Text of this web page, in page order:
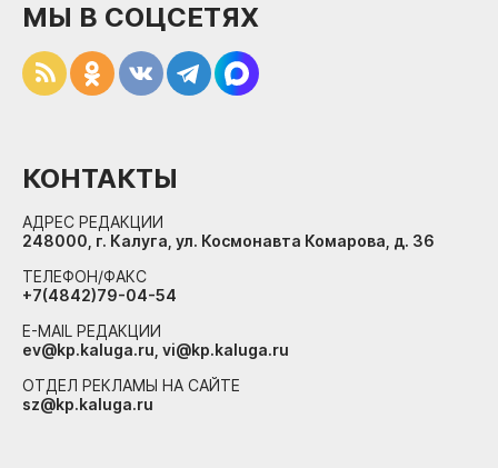
МЫ В СОЦСЕТЯХ
КОНТАКТЫ
АДРЕС РЕДАКЦИИ
248000, г. Калуга, ул. Космонавта Комарова, д. 36
ТЕЛЕФОН/ФАКС
+7(4842)79-04-54
E-MAIL РЕДАКЦИИ
ev@kp.kaluga.ru, vi@kp.kaluga.ru
ОТДЕЛ РЕКЛАМЫ НА САЙТЕ
sz@kp.kaluga.ru